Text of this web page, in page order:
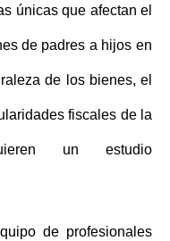
únicas que afectan el
de padres a hijos en
de los bienes, el
fiscales de la
un estudio
de profesionales